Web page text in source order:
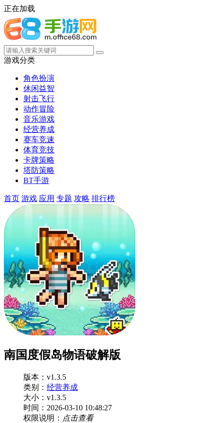
正在加载
游戏分类
角色扮演
休闲益智
射击飞行
动作冒险
音乐游戏
经营养成
赛车竞速
体育竞技
卡牌策略
塔防策略
BT手游
首页 游戏 应用 专题 攻略 排行榜
南国度假岛物语破解版
版本：v1.3.5
类别： 经营养成
大小：v1.3.5
时间：2026-03-10 10:48:27
权限说明： 点击查看